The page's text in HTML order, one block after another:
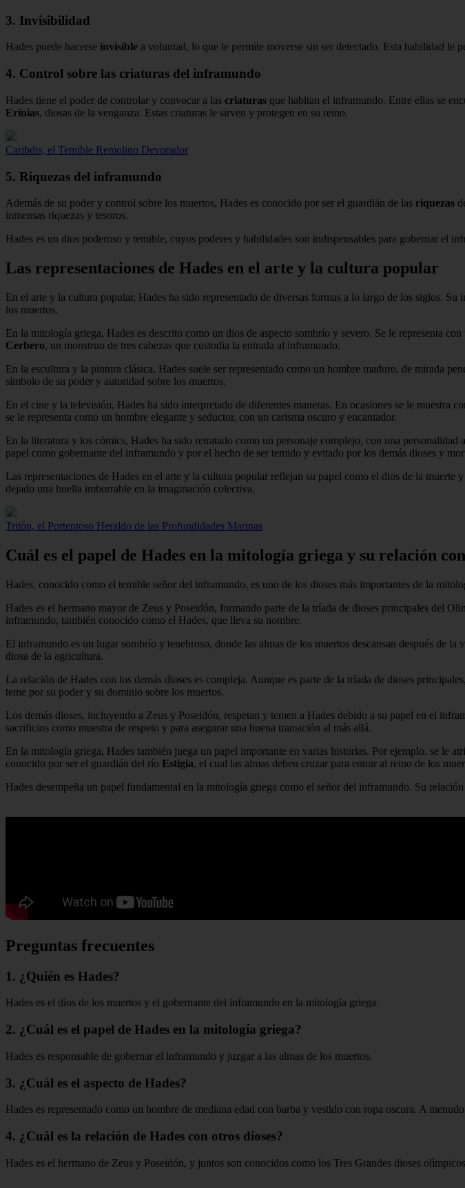
3. Invisibilidad
Hades puede hacerse invisible a voluntad, lo que le permite moverse sin ser detectado. Esta habilidad
4. Control sobre las criaturas del inframundo
Hades tiene el poder de controlar y convocar a las criaturas que habitan el inframundo. Entre ellas se
Erinias, diosas de la venganza. Estas criaturas le sirven y protegen en su reino.
Caribdis, el Temible Remolino Devorador
5. Riquezas del inframundo
Además de su poder y control sobre los muertos, Hades es conocido por ser el guardián de las riquezas
inmensas riquezas y tesoros.
Hades es un dios poderoso y temible, cuyos poderes y habilidades son indispensables para gobernar el
Las representaciones de Hades en el arte y la cultura popular
En el arte y la cultura popular, Hades ha sido representado de diversas formas a lo largo de los siglos.
los muertos.
En la mitología griega, Hades es descrito como un dios de aspecto sombrío y severo. Se le representa
Cerbero, un monstruo de tres cabezas que custodia la entrada al inframundo.
En la escultura y la pintura clásica, Hades suele ser representado como un hombre maduro, de mirada
símbolo de su poder y autoridad sobre los muertos.
En el cine y la televisión, Hades ha sido interpretado de diferentes maneras. En ocasiones se le muestra
se le representa como un hombre elegante y seductor, con un carisma oscuro y encantador.
En la literatura y los cómics, Hades ha sido retratado como un personaje complejo, con una
papel como gobernante del inframundo y por el hecho de ser temido y evitado por los demás dioses y
Las representaciones de Hades en el arte y la cultura popular reflejan su papel como el dios de la
dejado una huella imborrable en la imaginación colectiva.
Tritón, el Portentoso Heraldo de las Profundidades Marinas
Cuál es el papel de Hades en la mitología griega y su relación
Hades, conocido como el temible señor del inframundo, es uno de los dioses más importantes de la
Hades es el hermano mayor de Zeus y Poseidón, formando parte de la tríada de dioses principales del
inframundo, también conocido como el Hades, que lleva su nombre.
El inframundo es un lugar sombrío y tenebroso, donde las almas de los muertos descansan después de
diosa de la agricultura.
La relación de Hades con los demás dioses es compleja. Aunque es parte de la tríada de dioses
teme por su poder y su dominio sobre los muertos.
Los demás dioses, incluyendo a Zeus y Poseidón, respetan y temen a Hades debido a su papel en el
sacrificios como muestra de respeto y para asegurar una buena transición al más allá.
En la mitología griega, Hades también juega un papel importante en varias historias. Por ejemplo, se le
conocido por ser el guardián del río Estigia, el cual las almas deben cruzar para entrar al reino de los
Hades desempeña un papel fundamental en la mitología griega como el señor del inframundo. Su
Preguntas frecuentes
1. ¿Quién es Hades?
Hades es el dios de los muertos y el gobernante del inframundo en la mitología griega.
2. ¿Cuál es el papel de Hades en la mitología griega?
Hades es responsable de gobernar el inframundo y juzgar a las almas de los muertos.
3. ¿Cuál es el aspecto de Hades?
Hades es representado como un hombre de mediana edad con barba y vestido con ropa oscura. A
4. ¿Cuál es la relación de Hades con otros dioses?
Hades es el hermano de Zeus y Poseidón, y juntos son conocidos como los Tres Grandes dioses